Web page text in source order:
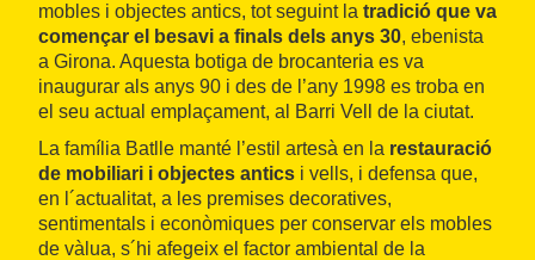
mobles i objectes antics, tot seguint la tradició que va
començar el besavi a finals dels anys 30, ebenista
a Girona. Aquesta botiga de brocanteria es va
inaugurar als anys 90 i des de l’any 1998 es troba en
el seu actual emplaçament, al Barri Vell de la ciutat.
La família Batlle manté l’estil artesà en la restauració
de mobiliari i objectes antics i vells, i defensa que,
en l´actualitat, a les premises decoratives,
sentimentals i econòmiques per conservar els mobles
de vàlua, s´hi afegeix el factor ambiental de la